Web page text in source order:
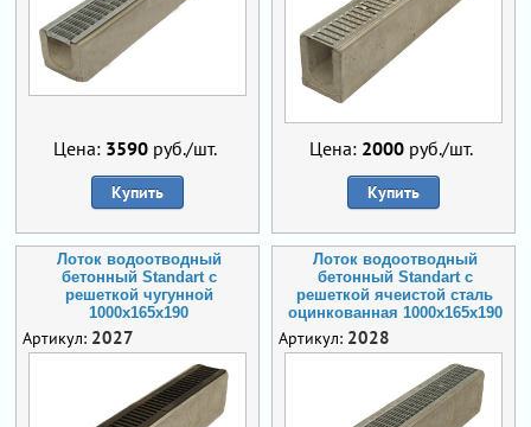
Цена: 3590руб./шт.
Купить
Цена: 2000руб./шт.
Купить
Лоток водоотводный
бетонный Standart с
решеткой чугунной
1000x165x190
Артикул: 2027
Лоток водоотводный
бетонный Standart с
решеткой ячеистой сталь
оцинкованная 1000x165x190
Артикул: 2028